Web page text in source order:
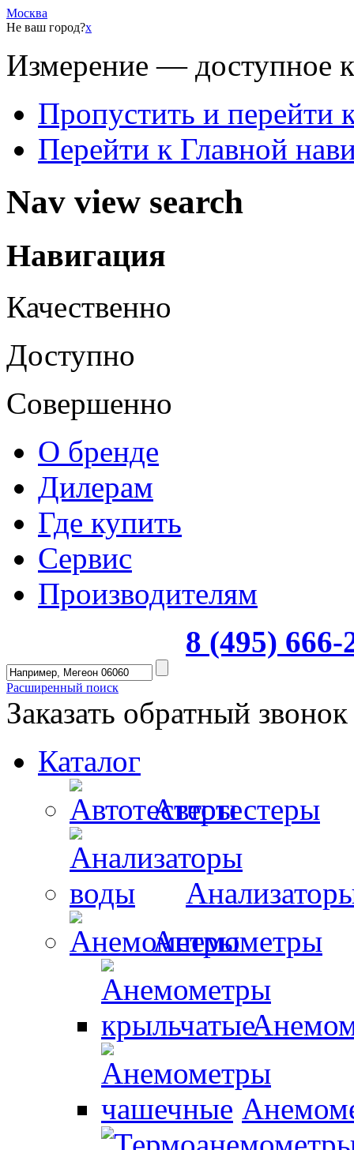
Москва
Не ваш город?x
Измерение — доступное
Пропустить и перейти
Перейти к Главной
Nav view search
Навигация
Качественно
Доступно
Совершенно
О бренде
Дилерам
Где купить
Сервис
Производителям
8 (495)
Расширенный поиск
Заказать обратный звонок
Каталог
Автотестеры
Анемометры